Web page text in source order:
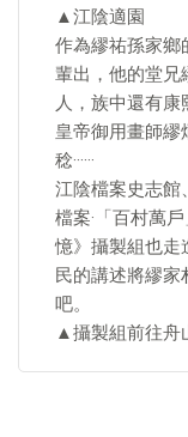
▲江陰適園
作為繆祐孫家鄉
輩出，他的堂兄
人，族中還有
皇帝御用畫師繆
稔······
江陰檔案史志館
檔案·「百村萬
憶》攝製組也走
民的講述將繆家
吧。
▲攝製組前往舟